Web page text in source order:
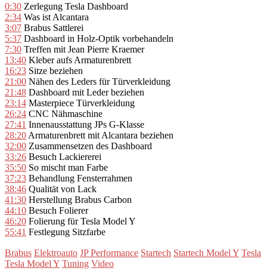
0:30 Zerlegung Tesla Dashboard
2:34 Was ist Alcantara
3:07 Brabus Sattlerei
5:37 Dashboard in Holz-Optik vorbehandeln
7:30 Treffen mit Jean Pierre Kraemer
13:40 Kleber aufs Armaturenbrett
16:23 Sitze beziehen
21:00 Nähen des Leders für Türverkleidung
21:48 Dashboard mit Leder beziehen
23:14 Masterpiece Türverkleidung
26:24 CNC Nähmaschine
27:41 Innenausstattung JPs G-Klasse
28:20 Armaturenbrett mit Alcantara beziehen
32:00 Zusammensetzen des Dashboard
33:26 Besuch Lackiererei
35:50 So mischt man Farbe
37:23 Behandlung Fensterrahmen
38:46 Qualität von Lack
41:30 Herstellung Brabus Carbon
44:10 Besuch Folierer
46:20 Folierung für Tesla Model Y
55:41 Festlegung Sitzfarbe
Brabus Elektroauto JP Performance Startech Startech Model Y Tesla
Tesla Model Y Tuning Video